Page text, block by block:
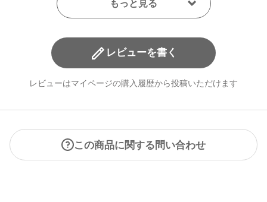
レビューを書く
レビューはマイページの購入履歴から投稿いただけます
この商品に関する問い合わせ